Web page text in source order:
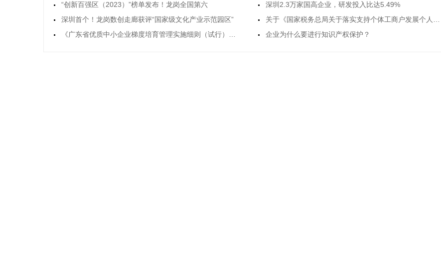
“创新百强区（2023）”榜单发布！龙岗全国第六
深圳2.3万家国高企业，研发投入比达5.49%
深圳首个！龙岗数创走廊获评“国家级文化产业示范园区”
企业为什么要进行知识产权保护？